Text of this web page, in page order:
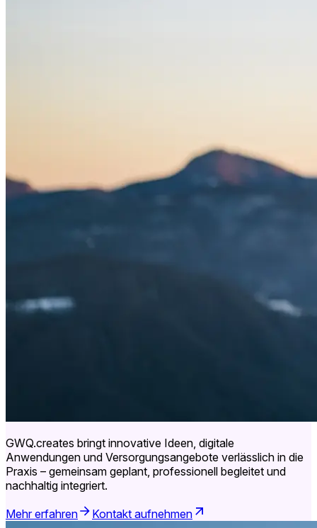
GWQ.creates bringt innovative Ideen, digitale
Anwendungen und Versorgungsangebote verlässlich in die
Praxis – gemeinsam geplant, professionell begleitet und
nachhaltig integriert.
Mehr erfahren
Kontakt aufnehmen